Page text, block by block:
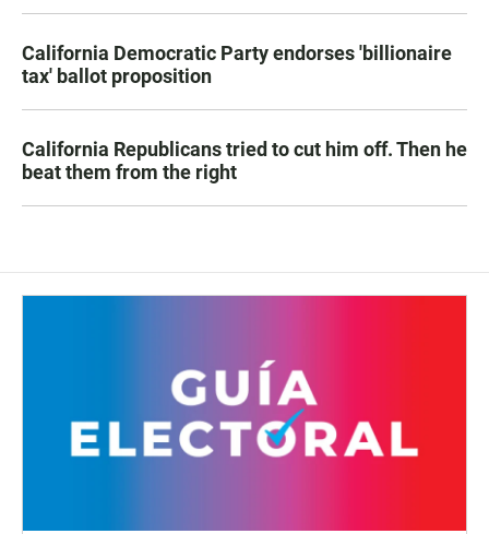
California Democratic Party endorses 'billionaire
tax' ballot proposition
California Republicans tried to cut him off. Then he
beat them from the right